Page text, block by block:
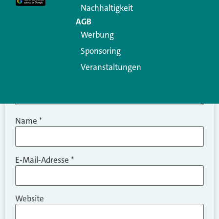
Name *
E-Mail-Adresse *
Website
Nachhaltigkeit
AGB
Werbung
Sponsoring
Veranstaltungen